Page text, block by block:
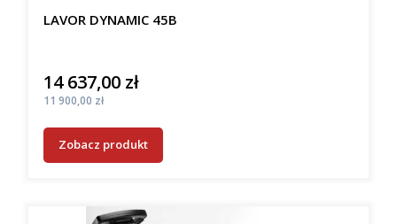
LAVOR DYNAMIC 45B
Cena
14 637,00 zł
Cena
11 900,00 zł
Zobacz produkt